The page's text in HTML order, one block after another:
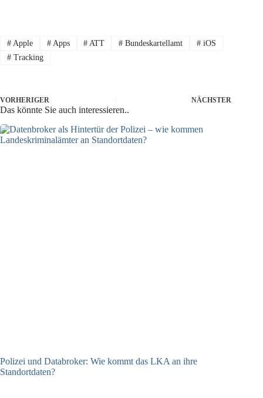
#Apple #Apps # ATT # Bundeskartellamt # iOS
#Tracking
VORHERIGER NÄCHSTER
Das könnte Sie auch interessieren..
Polizei und Databroker: Wie kommt das LKA an ihre
Standortdaten?